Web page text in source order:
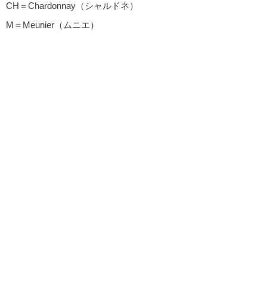
CH＝Chardonnay（シャルドネ）
M＝Meunier（ムニエ）